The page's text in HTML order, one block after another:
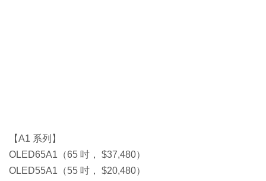
【A1 系列】
OLED65A1（65 吋， $37,480）
OLED55A1（55 吋， $20,480）